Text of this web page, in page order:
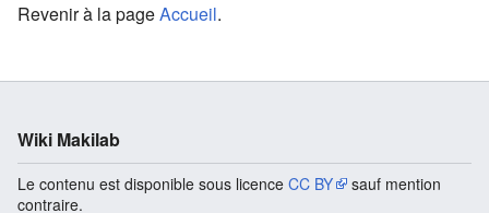
Revenir à la pageAccueil.
Wiki Makilab
Le contenu est disponible sous licence CC BY
sauf mention
contraire.